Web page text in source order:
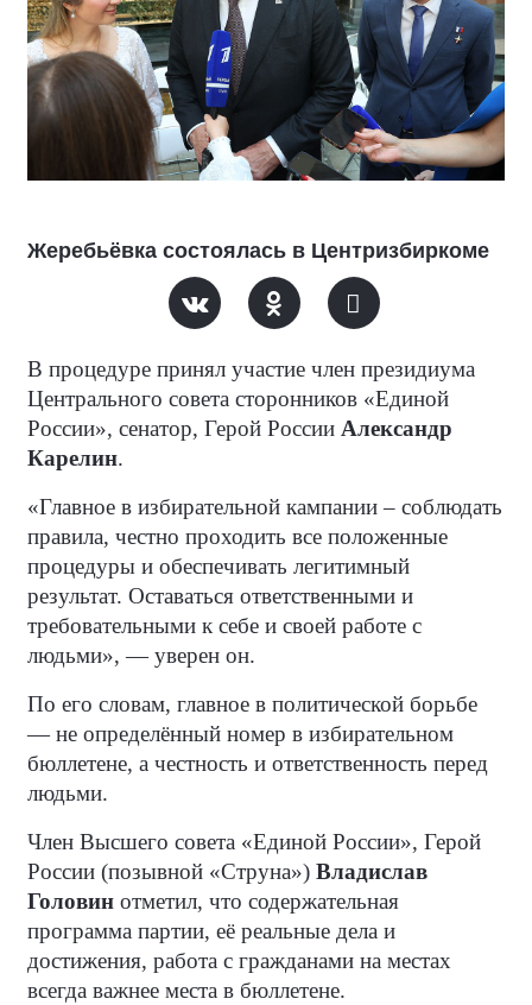
Жеребьёвка состоялась в Центризбиркоме
В процедуре принял участие член президиума
Центрального совета сторонников «Единой
России», сенатор, Герой России Александр
Карелин.
«Главное в избирательной кампании – соблюдать
правила, честно проходить все положенные
процедуры и обеспечивать легитимный
результат. Оставаться ответственными и
требовательными к себе и своей работе с
людьми», — уверен он.
По его словам, главное в политической борьбе
— не определённый номер в избирательном
бюллетене, а честность и ответственность перед
людьми.
Член Высшего совета «Единой России», Герой
России (позывной «Струна») Владислав
Головин отметил, что содержательная
программа партии, её реальные дела и
достижения, работа с гражданами на местах
всегда важнее места в бюллетене.